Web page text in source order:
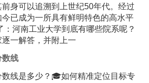
身可以追溯到上世纪50年代。经过
已成为一所具有鲜明特色的高水平
：河南工业大学到底有哪些院系呢？
一解答，并附上一
数线
线是多少？🎓如何精准定位目标专